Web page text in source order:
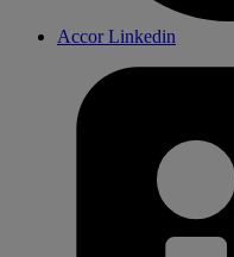
Accor Linkedin